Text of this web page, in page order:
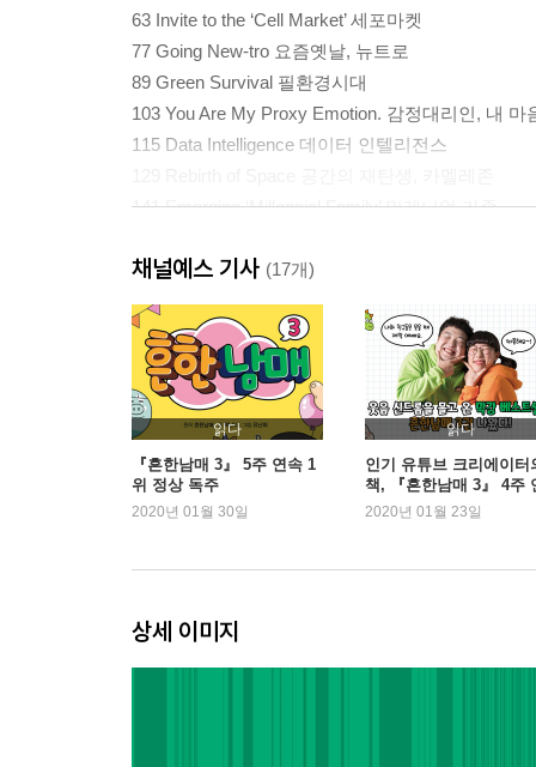
63 Invite to the ‘Cell Market’ 세포마켓
77 Going New-tro 요즘옛날, 뉴트로
89 Green Survival 필환경시대
103 You Are My Proxy Emotion. 감정대리인, 내 마
115 Data Intelligence 데이터 인텔리전스
141 Emerging ‘Millennial Family’ 밀레니얼 가족
165 Manners Maketh the Consumer. 매너 소비자
2 2020년 소비트렌드 전망
178 2020년의 전반적 전망
193 Me and Myselves 멀티 페르소나
219 Immediate Satisfaction: the ‘Last Fit
243 Goodness and Fairness 페어 플레이어
267 Here and Now: the ‘Streaming Life’ 스트리밍
359 Iridescent OPAL: the New 5060 Generation 오
383 Convenience as a Premium 편리미엄
채널예스 기사 (17개)
읽다
『흔한남매 3』 5주 연속 1
위 정상 독주
2020년 01월 30일
읽다
인기 유튜브 크리에이터
책, 『흔한남매 3』 4주
속 1위 등극
2020년 01월 23일
상세 이미지